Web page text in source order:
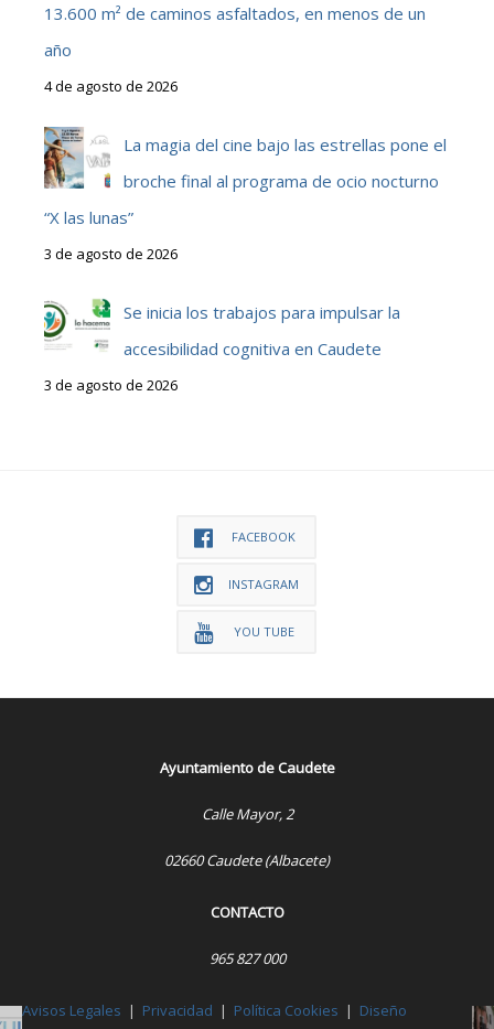
13.600 m² de caminos asfaltados, en menos de un
año
4 de agosto de 2026
La magia del cine bajo las estrellas pone el
broche final al programa de ocio nocturno
“X las lunas”
3 de agosto de 2026
Se inicia los trabajos para impulsar la
accesibilidad cognitiva en Caudete
3 de agosto de 2026
FACEBOOK
INSTAGRAM
YOU TUBE
Ayuntamiento de Caudete
Calle Mayor, 2
02660 Caudete (Albacete)
CONTACTO
965 827 000
Avisos Legales | Privacidad | Política Cookies | Diseño